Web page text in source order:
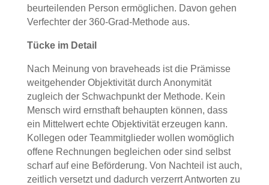
beurteilenden Person ermöglichen. Davon gehen
Verfechter der 360-Grad-Methode aus.
Tücke im Detail
Nach Meinung von braveheads ist die Prämisse
weitgehender Objektivität durch Anonymität
zugleich der Schwachpunkt der Methode. Kein
Mensch wird ernsthaft behaupten können, dass
ein Mittelwert echte Objektivität erzeugen kann.
Kollegen oder Teammitglieder wollen womöglich
offene Rechnungen begleichen oder sind selbst
scharf auf eine Beförderung. Von Nachteil ist auch,
zeitlich versetzt und dadurch verzerrt Antworten zu